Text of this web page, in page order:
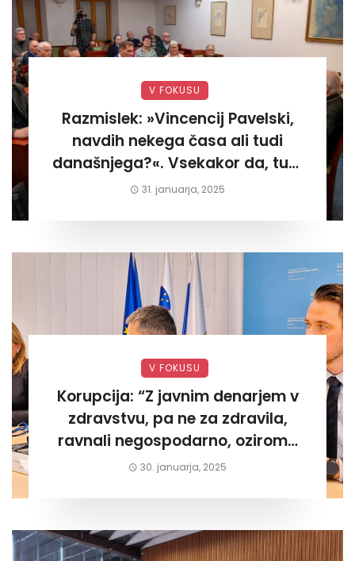
V FOKUSU
Razmislek: »Vincencij Pavelski,
navdih nekega časa ali tudi
današnjega?«. Vsekakor da, tudi
današnjega«
31. januarja, 2025
V FOKUSU
Korupcija: “Z javnim denarjem v
zdravstvu, pa ne za zdravila,
ravnali negospodarno, oziroma
za lastni žep. Tokrat na Žalskem«
30. januarja, 2025